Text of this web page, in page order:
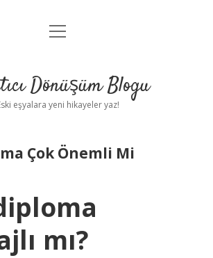
Anasayfa
Yasal Uyarı
menüyü
Dönüşüm Blogu
eşyalara yeni hikayeler yaz!
Çok Önemli Mi
mı?